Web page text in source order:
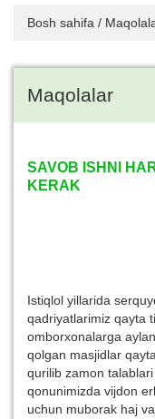
Bosh sahifa /
Maqolalar
SAVOB ISHNI
KERAK
Istiqlol yillarida
qadriyatlarimiz qayta
omborxonalarga
qolgan masjidlar
qurilib zamon
qonunimizda vijdon
uchun muborak haj